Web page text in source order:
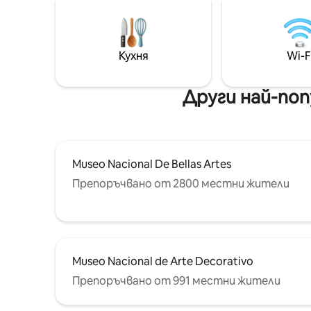
непосредствена близост до
ексклузивното пазаруване Patio
Bullrich. Реколета е елегантен
квартал, заобиколен от музеи,
хотели, емблематични сгради,
легла
др.
Кухня Wi-
Други най-
Museo Nacional De Bellas Artes
Препоръчвано от 2800 местни жители
Museo Nacional de Arte Decorativo
Препоръчвано от 991 местни жители